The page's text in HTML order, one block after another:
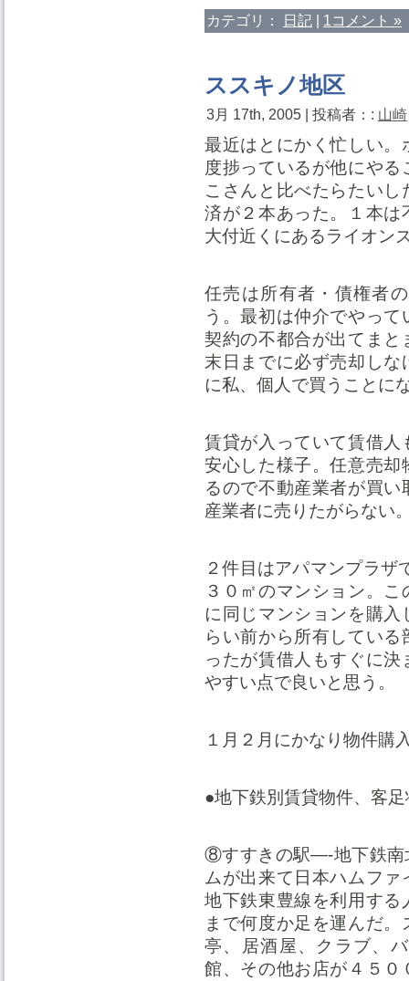
カテゴリ： 日記 | 1コメント »
ススキノ地区
3月 17th, 2005 | 投稿者：: 山崎
最近はとにかく忙しい
度捗っているが他にや
こさんと比べたらたい
済が２本あった。１本
大付近くにあるライオン
任売は所有者・債権者
う。最初は仲介でやっ
契約の不都合が出てま
末日までに必ず売却し
に私、個人で買うことに
賃貸が入っていて賃借
安心した様子。任意売
るので不動産業者が買
産業者に売りたがらない
２件目はアパマンプラザ
３０㎡のマンション。
に同じマンションを購
らい前から所有してい
ったが賃借人もすぐに
やすい点で良いと思う。
１月２月にかなり物件購
●地下鉄別賃貸物件、客
⑧すすきの駅—-地下鉄南
ムが出来て日本ハムフ
地下鉄東豊線を利用す
まで何度か足を運んだ
亭、居酒屋、クラブ、
館、その他お店が４５